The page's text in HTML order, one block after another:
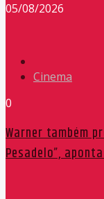
05/08/2026
Cinema
0
Warner também
Pesadelo”,